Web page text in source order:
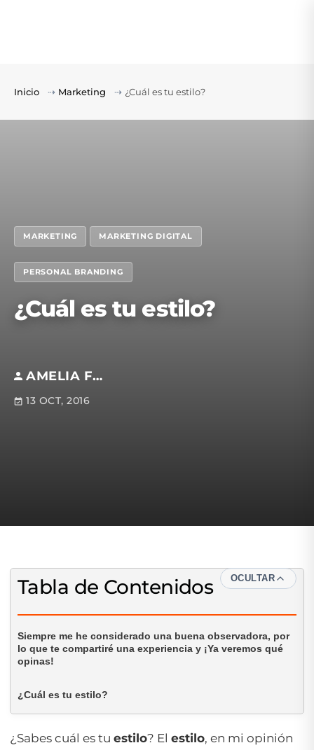
Inicio ⇢ Marketing ⇢ ¿Cuál es tu estilo?
MARKETING MARKETING DIGITAL
PERSONAL BRANDING
¿Cuál es tu estilo?
AMELIA FUENTES M.
13 OCT, 2016
Tabla de Contenidos OCULTAR
Siempre me he considerado una buena observadora, por
lo que te compartiré una experiencia y ¡Ya veremos qué
opinas!
¿Cuál es tu estilo?
¿Sabes cuál es tu estilo? El estilo, en mi opinión